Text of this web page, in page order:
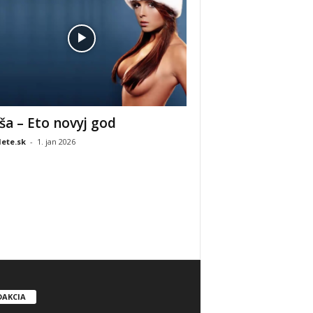
– Eto novyj god
- 1. jan 2026